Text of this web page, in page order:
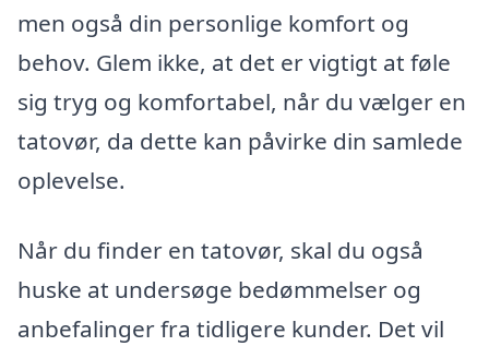
men også din personlige komfort og
behov. Glem ikke, at det er vigtigt at føle
sig tryg og komfortabel, når du vælger en
tatovør, da dette kan påvirke din samlede
oplevelse.
Når du finder en tatovør, skal du også
huske at undersøge bedømmelser og
anbefalinger fra tidligere kunder. Det vil